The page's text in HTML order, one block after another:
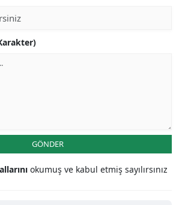
GÖNDER
okumuş ve kabul etmiş sayılırsınız